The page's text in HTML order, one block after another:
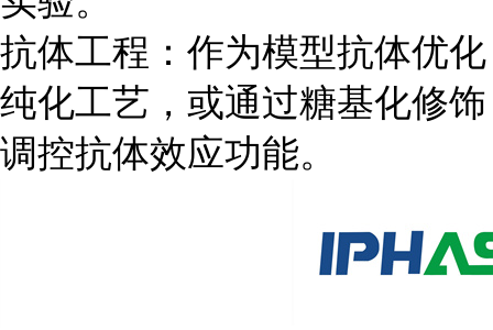
抗体工程：作为模型抗体优化
纯化工艺，或通过糖基化修饰
调控抗体效应功能。